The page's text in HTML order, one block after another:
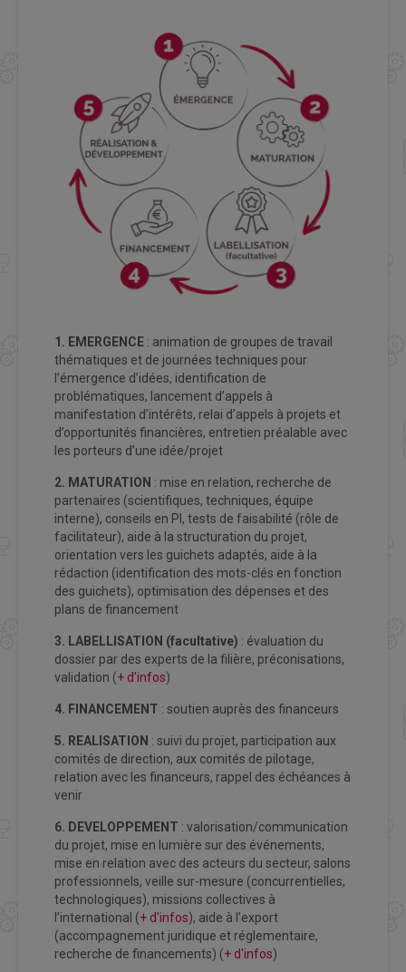
1. EMERGENCE : animation de groupes de travail
thématiques et de journées techniques pour
l’émergence d’idées, identification de
problématiques, lancement d’appels à
manifestation d’intérêts, relai d’appels à projets et
d’opportunités financières, entretien préalable avec
les porteurs d’une idée/projet
2. MATURATION : mise en relation, recherche de
partenaires (scientifiques, techniques, équipe
interne), conseils en PI, tests de faisabilité (rôle de
facilitateur), aide à la structuration du projet,
orientation vers les guichets adaptés, aide à la
rédaction (identification des mots-clés en fonction
des guichets), optimisation des dépenses et des
plans de financement
3. LABELLISATION (facultative) : évaluation du
dossier par des experts de la filière, préconisations,
validation (+ d'infos)
4. FINANCEMENT : soutien auprès des financeurs
5. REALISATION : suivi du projet, participation aux
comités de direction, aux comités de pilotage,
relation avec les financeurs, rappel des échéances à
venir
6. DEVELOPPEMENT : valorisation/communication
du projet, mise en lumière sur des événements,
mise en relation avec des acteurs du secteur, salons
professionnels, veille sur-mesure (concurrentielles,
technologiques), missions collectives à
l’international (+ d'infos), aide à l’export
(accompagnement juridique et réglementaire,
recherche de financements) (+ d'infos)